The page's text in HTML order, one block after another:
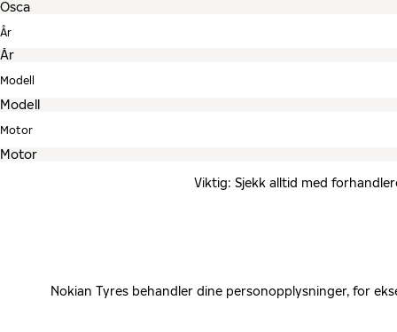
År
Modell
Motor
Viktig: Sjekk alltid med
Nokian Tyres behandler dine personopplysninger, for